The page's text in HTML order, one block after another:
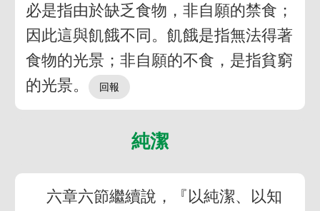
必是指由於缺乏食物，非自願的禁食；
因此這與飢餓不同。飢餓是指無法得著
食物的光景；非自願的不食，是指貧窮
的光景。
純潔
六章六節繼續說，『以純潔、以知